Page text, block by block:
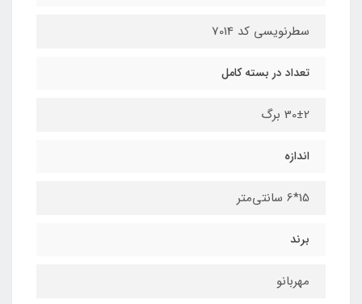
سطرنویسی کد 7014
تعداد در بسته کامل
30±2 برگ
اندازه
15*6 سانتی‌متر
برند
مهربانو